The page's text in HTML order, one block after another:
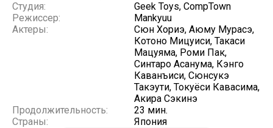
Студия:
Geek Toys, CompTown
Режиссер:
Mankyuu
Актеры:
Сюн Хориэ, Аюму Мурасэ,
Котоно Мицуиси, Такаси
Мацуяма, Роми Пак,
Синтаро Асанума, Кэнго
Каванъиси, Сюнсукэ
Такэути, Токуёси Кавасима,
Акира Сэкинэ
Продолжительность:
23 мин.
Страны:
Япония